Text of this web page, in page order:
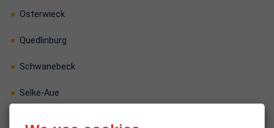
Osterwieck
Quedlinburg
Schwanebeck
Selke-Aue